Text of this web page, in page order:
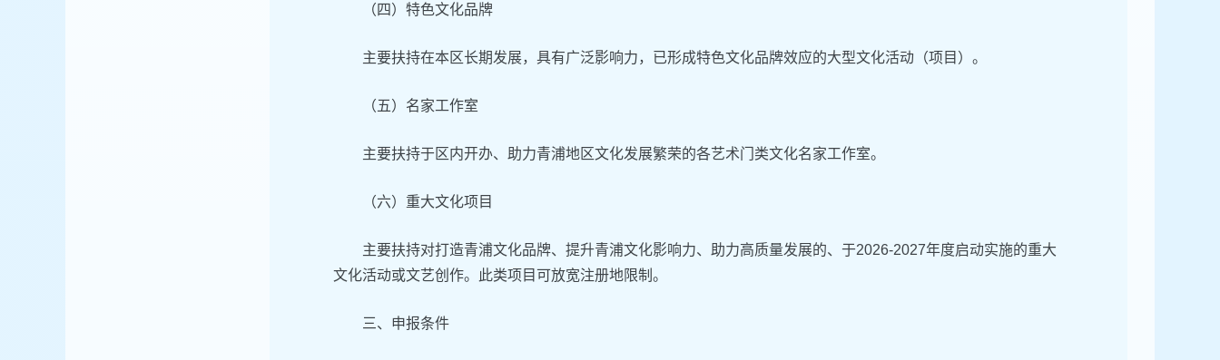
（四）特色文化品牌
主要扶持在本区长期发展，具有广泛影响力，已形成特色文化品牌效应的大型文化活动（项目）。
（五）名家工作室
主要扶持于区内开办、助力青浦地区文化发展繁荣的各艺术门类文化名家工作室。
（六）重大文化项目
主要扶持对打造青浦文化品牌、提升青浦文化影响力、助力高质量发展的、于2026-2027年度启动实施的重大
文化活动或文艺创作。此类项目可放宽注册地限制。
三、申报条件